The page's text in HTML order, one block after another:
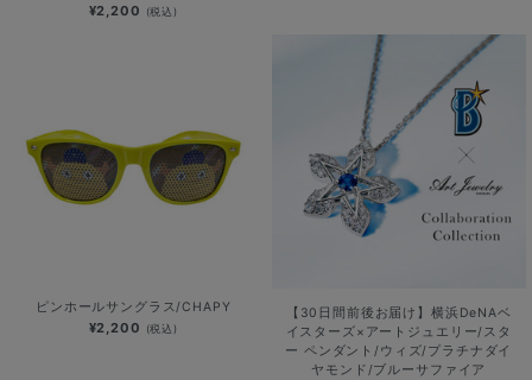
¥2,200 (税込)
ピンホールサングラス/CHAPY
¥2,200 (税込)
【30日間前後お届け】横浜DeNAベ
イスターズ×アートジュエリー/スタ
ー ペンダント/ウィズ/プラチナダイ
ヤモンド/ブルーサファイア